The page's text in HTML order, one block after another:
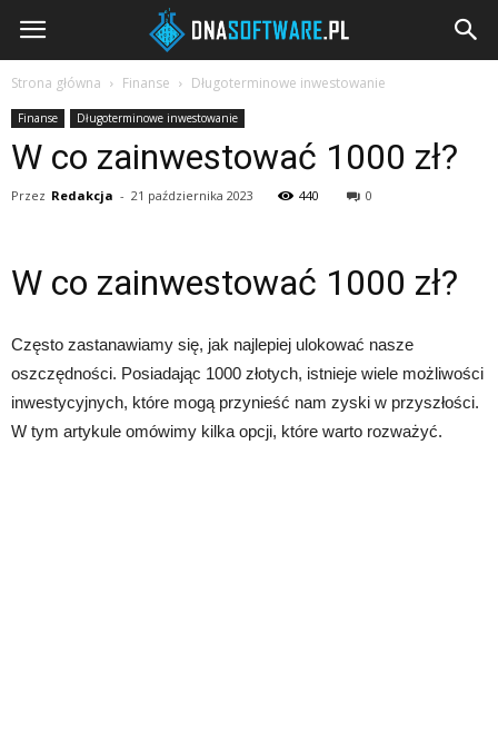
DNAsoftware.pl
Strona główna Finanse Długoterminowe inwestowanie
Finanse Długoterminowe inwestowanie
W co zainwestować 1000 zł?
Przez Redakcja - 21 października 2023 440 0
W co zainwestować 1000 zł?
Często zastanawiamy się, jak najlepiej ulokować nasze
oszczędności. Posiadając 1000 złotych, istnieje wiele możliwości
inwestycyjnych, które mogą przynieść nam zyski w przyszłości.
W tym artykule omówimy kilka opcji, które warto rozważyć.